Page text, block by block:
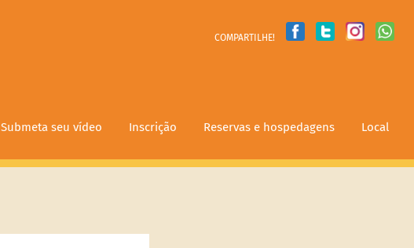
COMPARTILHE!
Submeta seu vídeo Inscrição Reservas e hospedagens
Local